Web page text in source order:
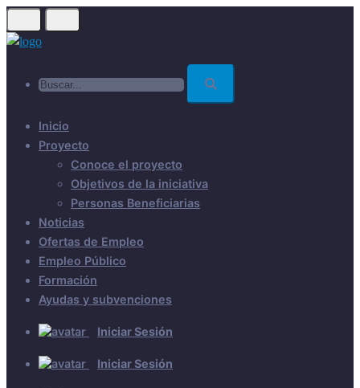
Skip
to
Inicio
Proyecto
Conoce el proyecto
Objetivos de la iniciativa
Personas Beneficiarias
Noticias
Ofertas de Empleo
Empleo Público
Formación
Ayudas y subvenciones
Iniciar Sesión
Iniciar Sesión